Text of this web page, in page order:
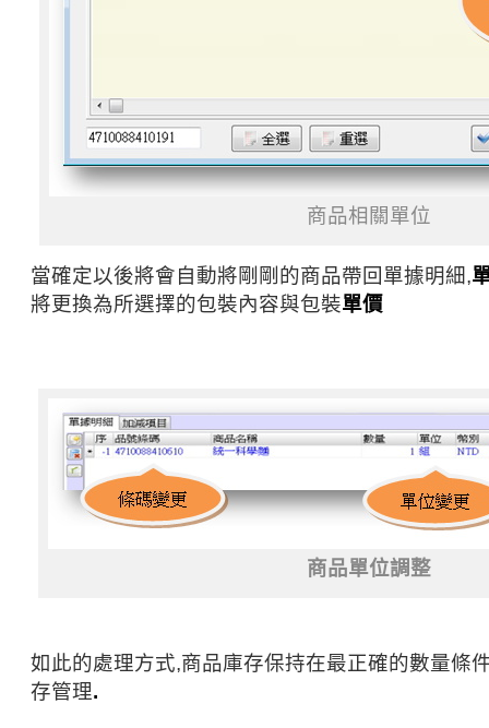
商品相關單位
當確定以後將會自動將剛剛的商品帶回單據明細,
將更換為所選擇的包裝內容與包裝單價
商品單位調整
如此的處理方式,商品庫存保持在最正確的數量條
存管理.